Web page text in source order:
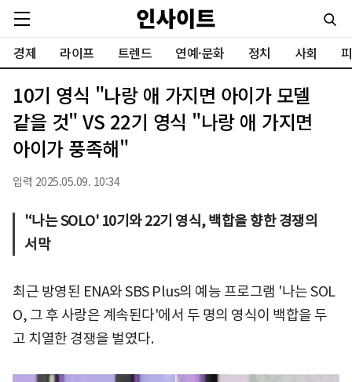
경제 라이프 트렌드 연예·문화 정치 사회
10기 영식 "나랑 애 가지면 아이가 모델
같을 것" VS 22기 영식 "나랑 애 가지면
아이가 풍족해"
입력 2025.05.09. 10:34
'‘나는 SOLO' 10기와 22기 영식, 백합을 향한 경쟁의
서막
최근 방영된 ENA와 SBS Plus의 예능 프로그램 '나는 SOL
O, 그 후 사랑은 계속된다'에서 두 명의 영식이 백합을 두
고 치열한 경쟁을 벌였다.